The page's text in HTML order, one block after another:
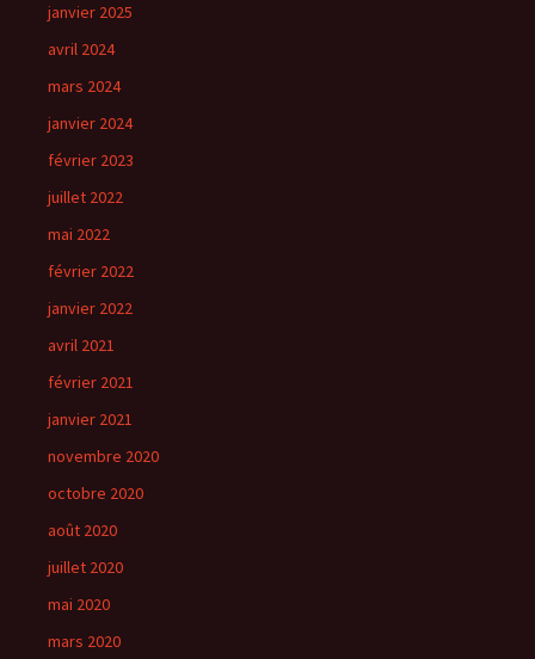
janvier 2025
avril 2024
mars 2024
janvier 2024
février 2023
juillet 2022
mai 2022
février 2022
janvier 2022
avril 2021
février 2021
janvier 2021
novembre 2020
octobre 2020
août 2020
juillet 2020
mai 2020
mars 2020